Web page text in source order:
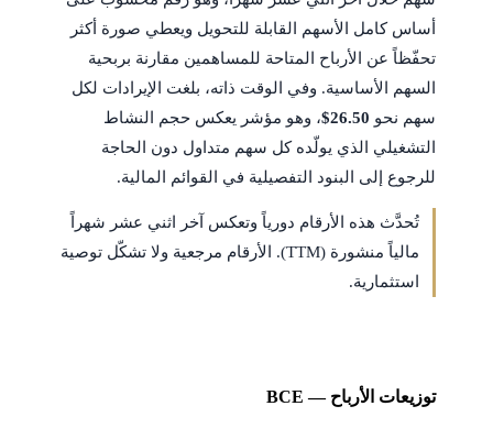
أساس كامل الأسهم القابلة للتحويل ويعطي صورة أكثر
تحفّظاً عن الأرباح المتاحة للمساهمين مقارنة بربحية
السهم الأساسية. وفي الوقت ذاته، بلغت الإيرادات لكل
سهم نحو $26.50، وهو مؤشر يعكس حجم النشاط
التشغيلي الذي يولّده كل سهم متداول دون الحاجة
للرجوع إلى البنود التفصيلية في القوائم المالية.
تُحدَّث هذه الأرقام دورياً وتعكس آخر اثني عشر شهراً
مالياً منشورة (TTM). الأرقام مرجعية ولا تشكّل توصية
استثمارية.
توزيعات الأرباح — BCE